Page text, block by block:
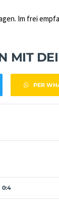
Im frei
MIT
PER
0:4